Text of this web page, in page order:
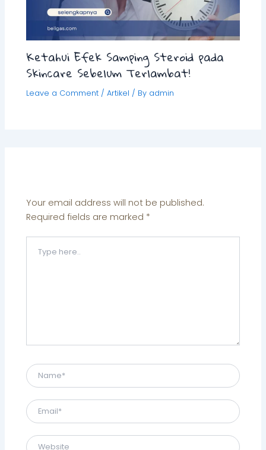
Ketahui Efek Samping Steroid pada
Skincare Sebelum Terlambat!
Leave a Comment /Artikel / By admin
Your email address will not be published.
Required fields are marked *
Type
Name*
Email*
Website